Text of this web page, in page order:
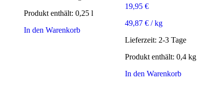
Produkt enthält: 0,25 l
In den Warenkorb
19,95 €
49,87 €/kg
Lieferzeit: 2-3 Tage
Produkt enthält: 0,4 kg
In den Warenkorb